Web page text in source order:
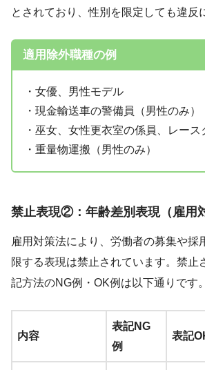
とされており、性別を限定しても違反
適用除外職種の例
・女優、男性モデル
・現金輸送車の警備員（男性のみ）
・巫女、女性更衣室の係員、レース
・重量物運搬（男性のみ）
禁止表現②：年齢差別表現（雇用
雇用対策法により、労働者の募集や採
限する表現は禁止されています。禁止
記方法のNG例・OK例は以下通りです。
内容
表記NG
例
表記